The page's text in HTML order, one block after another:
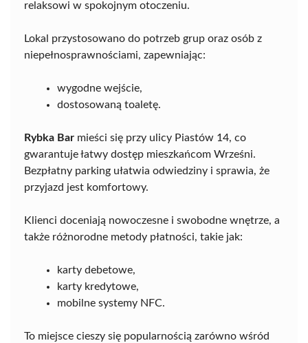
relaksowi w spokojnym otoczeniu.
Lokal przystosowano do potrzeb grup oraz osób z
niepełnosprawnościami, zapewniając:
wygodne wejście,
dostosowaną toaletę.
Rybka Bar mieści się przy ulicy Piastów 14, co
gwarantuje łatwy dostęp mieszkańcom Wrześni.
Bezpłatny parking ułatwia odwiedziny i sprawia, że
przyjazd jest komfortowy.
Klienci doceniają nowoczesne i swobodne wnętrze, a
także różnorodne metody płatności, takie jak:
karty debetowe,
karty kredytowe,
mobilne systemy NFC.
To miejsce cieszy się popularnością zarówno wśród